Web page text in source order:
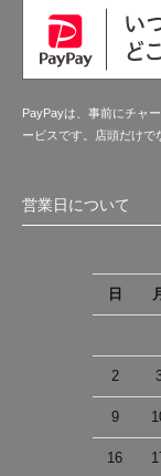
PayPayは、事前にチャ
ービスです。店頭だけで
営業日について
日
月
2
9
16